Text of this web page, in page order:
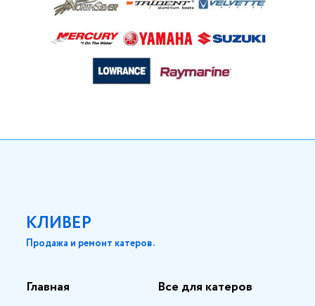
КЛИВЕР
Продажа и ремонт катеров.
Главная Все для катеров